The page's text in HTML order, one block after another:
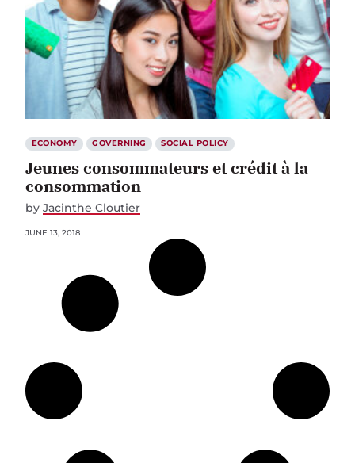
ECONOMY GOVERNING SOCIAL POLICY
Jeunes consommateurs et crédit à la
consommation
by Jacinthe Cloutier
JUNE 13, 2018